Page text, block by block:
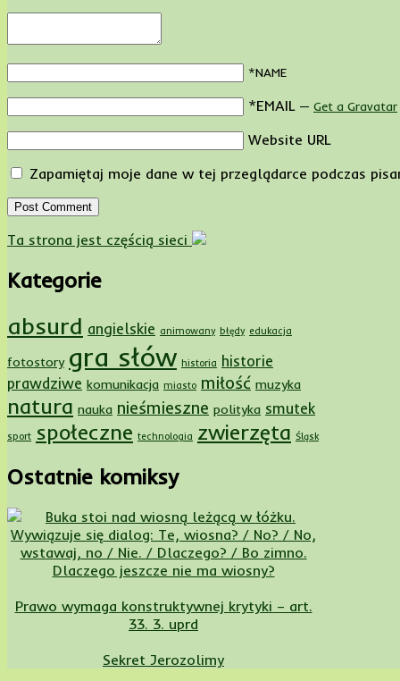
*NAME
*EMAIL — Get a Gravatar
Website URL
Zapamiętaj moje dane w tej przeglądarce podczas
Ta strona jest częścią sieci
Kategorie
absurd angielskie animowany błędy edukacja
fotostory gra słów historia historie
prawdziwe komunikacja miasto miłość muzyka
natura nauka nieśmieszne polityka smutek
sport społeczne technologia zwierzęta Śląsk
Ostatnie komiksy
Dlaczego jeszcze nie ma wiosny?
Prawo wymaga konstruktywnej krytyki – art.
33. 3. uprd
Sekret Jerozolimy